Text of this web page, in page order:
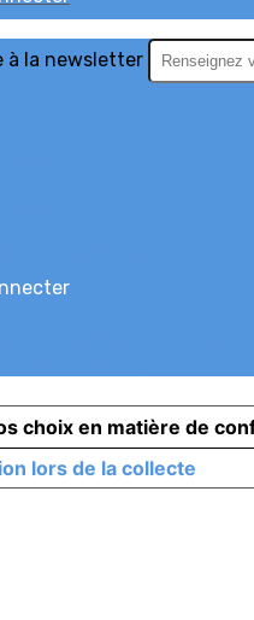
à la newsletter
lors de la collecte
choix en matière de